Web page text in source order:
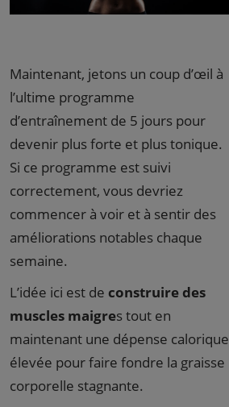
Maintenant, jetons un coup d’œil à
l’ultime programme
d’entraînement de 5 jours pour
devenir plus forte et plus tonique.
Si ce programme est suivi
correctement, vous devriez
commencer à voir et à sentir des
améliorations notables chaque
semaine.
L’idée ici est de construire des
muscles maigres tout en
maintenant une dépense calorique
élevée pour faire fondre la graisse
corporelle stagnante.